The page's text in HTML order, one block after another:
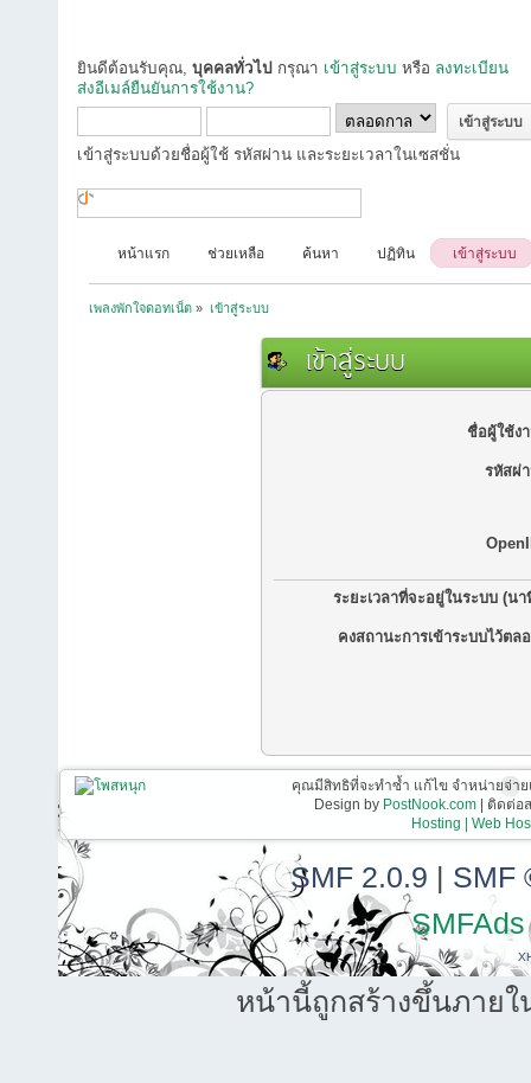
ยินดีต้อนรับคุณ, บุคคลทั่วไป กรุณา เข้าสู่ระบบ หรือ ลงทะเบียน
ส่งอีเมล์ยืนยันการใช้งาน?
เข้าสู่ระบบด้วยชื่อผู้ใช้ รหัสผ่าน และระยะเวลาในเซสชั่น
หน้าแรก ช่วยเหลือ ค้นหา ปฏิทิน เข้าสู่ระบบ
เพลงพักใจดอทเน็ต » เข้าสู่ระบบ
เข้าสู่ระบบ
ชื่อผู้ใช้ง
รหัสผ่
ระยะเวลาที่จะอยู่ในระบบ (นา
คงสถานะการเข้าระบบไว้ตล
คุณมีสิทธิที่จะทำซ้ำ แก้ไข จำหน่ายจ่า
Design by PostNook.com| ติดต่อส
Hosting | Web
SMF 2.0.9 | SMF
SMFAds
หน้านี้ถูกสร้างขึ้นภายใ